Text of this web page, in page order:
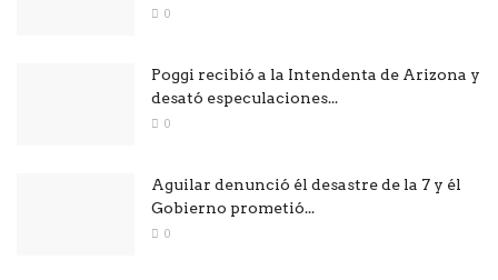
0
Poggi recibió a la Intendenta de Arizona y
desató especulaciones...
0
Aguilar denunció él desastre de la 7 y él
Gobierno prometió...
0